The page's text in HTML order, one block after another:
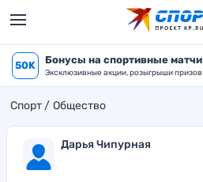
50K Бонусы на спортивные матчи
Эксклюзивные акции, розыгрыши призов
Спорт Общество
Дарья Чипурная